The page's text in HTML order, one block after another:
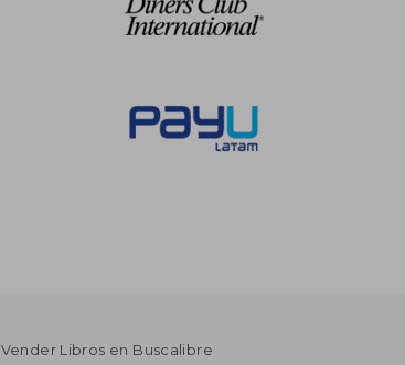
Vender Libros en Buscalibre